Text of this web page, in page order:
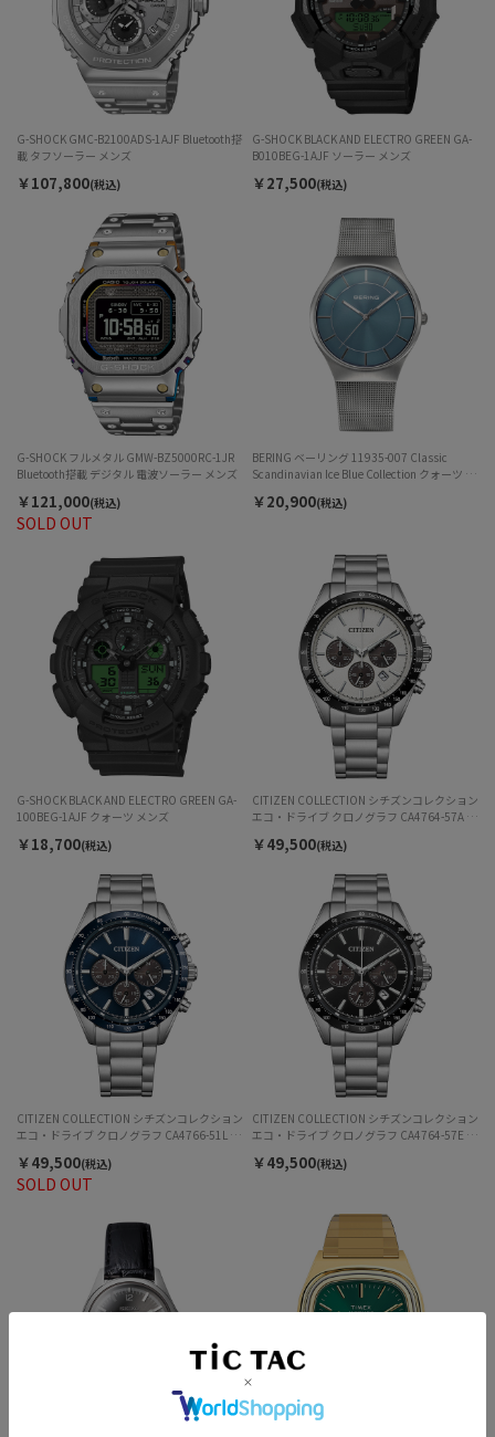
G-SHOCK GMC-B2100ADS-1AJF Bluetooth搭
載 タフソーラー メンズ
￥107,800(税込)
G-SHOCK BLACK AND ELECTRO GREEN GA-
B010BEG-1AJF ソーラー メンズ
￥27,500(税込)
SOLD OUT
G-SHOCK フルメタル GMW-BZ5000RC-1JR
Bluetooth搭載 デジタル 電波ソーラー メンズ
￥121,000(税込)
BERING ベーリング 11935-007 Classic
Scandinavian Ice Blue Collection クォーツ メ
￥20,900(税込)
G-SHOCK BLACK AND ELECTRO GREEN GA-
100BEG-1AJF クォーツ メンズ
￥18,700(税込)
CITIZEN COLLECTION シチズンコレクション
エコ・ドライブ クロノグラフ CA4764-57A ソ
￥49,500(税込)
SOLD OUT
CITIZEN COLLECTION シチズンコレクション
エコ・ドライブ クロノグラフ CA4766-51L ソ
￥49,500(税込)
CITIZEN COLLECTION シチズンコレクション
エコ・ドライブ クロノグラフ CA4764-57E ソ
￥49,500(税込)